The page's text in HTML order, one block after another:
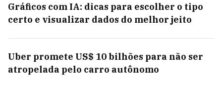
Gráficos com IA: dicas para escolher o tipo
certo e visualizar dados do melhor jeito
Uber promete US$ 10 bilhões para não ser
atropelada pelo carro autônomo